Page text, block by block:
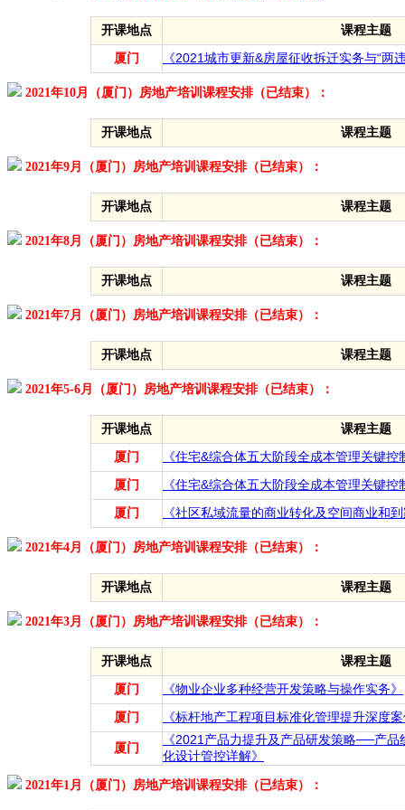
开课地点 课程主题
厦门 《2021城市更新&房屋征收拆迁实务与“两
2021年10月（厦门）房地产培训课程安排（已结束）：
开课地点 课程主题
2021年9月（厦门）房地产培训课程安排（已结束）：
开课地点 课程主题
2021年8月（厦门）房地产培训课程安排（已结束）：
开课地点 课程主题
2021年7月（厦门）房地产培训课程安排（已结束）：
开课地点 课程主题
2021年5-6月（厦门）房地产培训课程安排（已结束）：
开课地点 课程主题
厦门
《住宅&综合体五大阶段全成本管理关键
厦门
《住宅&综合体五大阶段全成本管理关键
厦门
《社区私域流量的商业转化及空间商业和
2021年4月（厦门）房地产培训课程安排（已结束）：
开课地点 课程主题
2021年3月（厦门）房地产培训课程安排（已结束）：
开课地点 课程主题
厦门
《物业企业多种经营开发策略与操作实务》
厦门
《标杆地产工程项目标准化管理提升深度
厦门
《2021产品力提升及产品研发策略──产
化设计管控详解》
2021年1月（厦门）房地产培训课程安排（已结束）：